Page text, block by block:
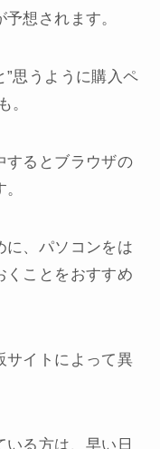
想されます。
思うように購入ペ
。
するとブラウザの
に、パソコンをは
くことをおすすめ
サイトによって異
いる方は、早い日